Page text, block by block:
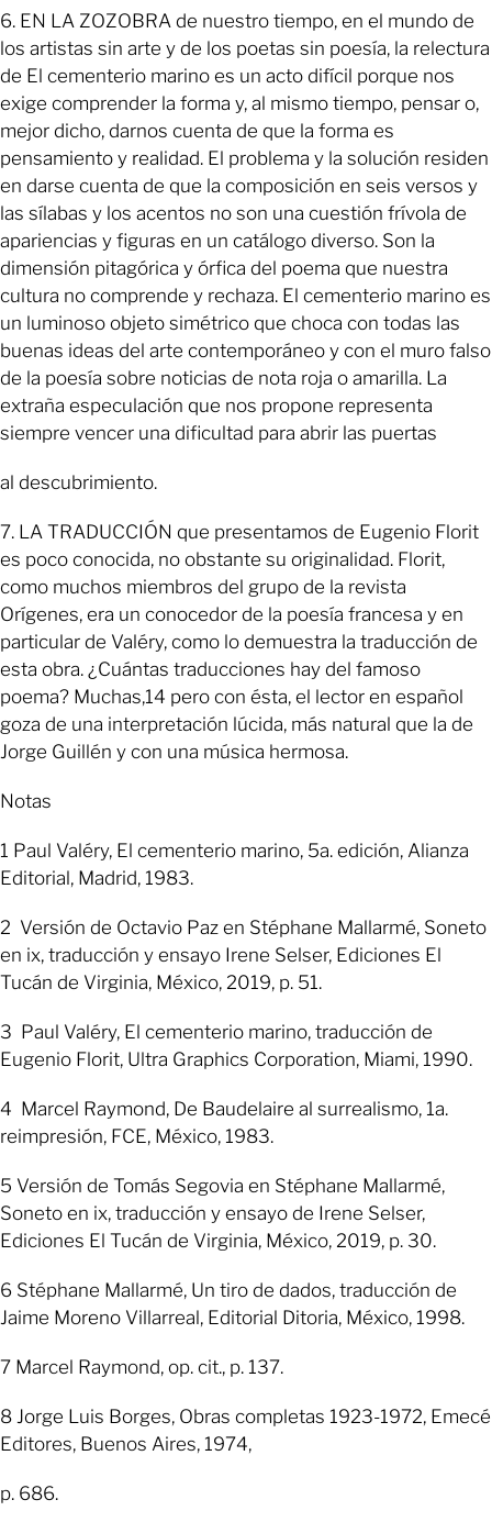
6. EN LA ZOZOBRA de nuestro tiempo, en el mundo de
los artistas sin arte y de los poetas sin poesía, la relectura
de El cementerio marino es un acto difícil porque nos
exige comprender la forma y, al mismo tiempo, pensar o,
mejor dicho, darnos cuenta de que la forma es
pensamiento y realidad. El problema y la solución residen
en darse cuenta de que la composición en seis versos y
las sílabas y los acentos no son una cuestión frívola de
apariencias y figuras en un catálogo diverso. Son la
dimensión pitagórica y órfica del poema que nuestra
cultura no comprende y rechaza. El cementerio marino es
un luminoso objeto simétrico que choca con todas las
buenas ideas del arte contemporáneo y con el muro falso
de la poesía sobre noticias de nota roja o amarilla. La
extraña especulación que nos propone representa
siempre vencer una dificultad para abrir las puertas
al descubrimiento.
7. LA TRADUCCIÓN que presentamos de Eugenio Florit
es poco conocida, no obstante su originalidad. Florit,
como muchos miembros del grupo de la revista
Orígenes, era un conocedor de la poesía francesa y en
particular de Valéry, como lo demuestra la traducción de
esta obra. ¿Cuántas traducciones hay del famoso
poema? Muchas,14 pero con ésta, el lector en español
goza de una interpretación lúcida, más natural que la de
Jorge Guillén y con una música hermosa.
Notas
1 Paul Valéry, El cementerio marino, 5a. edición, Alianza
Editorial, Madrid, 1983.
2 Versión de Octavio Paz en Stéphane Mallarmé, Soneto
en ix, traducción y ensayo Irene Selser, Ediciones El
Tucán de Virginia, México, 2019, p. 51.
3 Paul Valéry, El cementerio marino, traducción de
Eugenio Florit, Ultra Graphics Corporation, Miami, 1990.
4 Marcel Raymond, De Baudelaire al surrealismo, 1a.
reimpresión, FCE, México, 1983.
5 Versión de Tomás Segovia en Stéphane Mallarmé,
Soneto en ix, traducción y ensayo de Irene Selser,
Ediciones El Tucán de Virginia, México, 2019, p. 30.
6 Stéphane Mallarmé, Un tiro de dados, traducción de
Jaime Moreno Villarreal, Editorial Ditoria, México, 1998.
7 Marcel Raymond, op. cit., p. 137.
8 Jorge Luis Borges, Obras completas 1923-1972, Emecé
Editores, Buenos Aires, 1974,
p. 686.